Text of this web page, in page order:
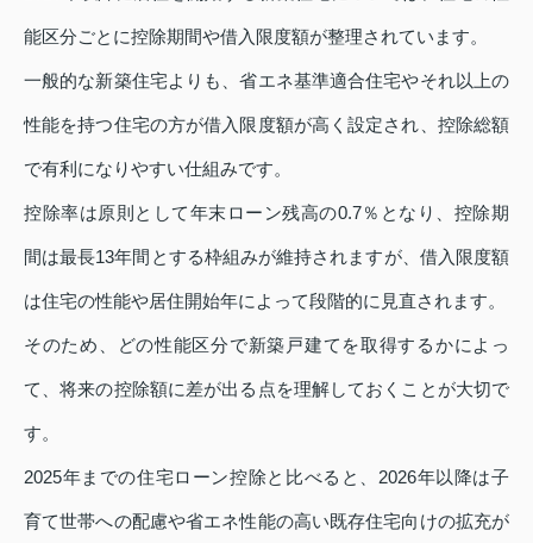
能区分ごとに控除期間や借入限度額が整理されています。
一般的な新築住宅よりも、省エネ基準適合住宅やそれ以上の
性能を持つ住宅の方が借入限度額が高く設定され、控除総額
で有利になりやすい仕組みです。
控除率は原則として年末ローン残高の0.7％となり、控除期
間は最長13年間とする枠組みが維持されますが、借入限度額
は住宅の性能や居住開始年によって段階的に見直されます。
そのため、どの性能区分で新築戸建てを取得するかによっ
て、将来の控除額に差が出る点を理解しておくことが大切で
す。
2025年までの住宅ローン控除と比べると、2026年以降は子
育て世帯への配慮や省エネ性能の高い既存住宅向けの拡充が